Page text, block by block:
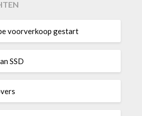
voorverkoop gestart
SSD